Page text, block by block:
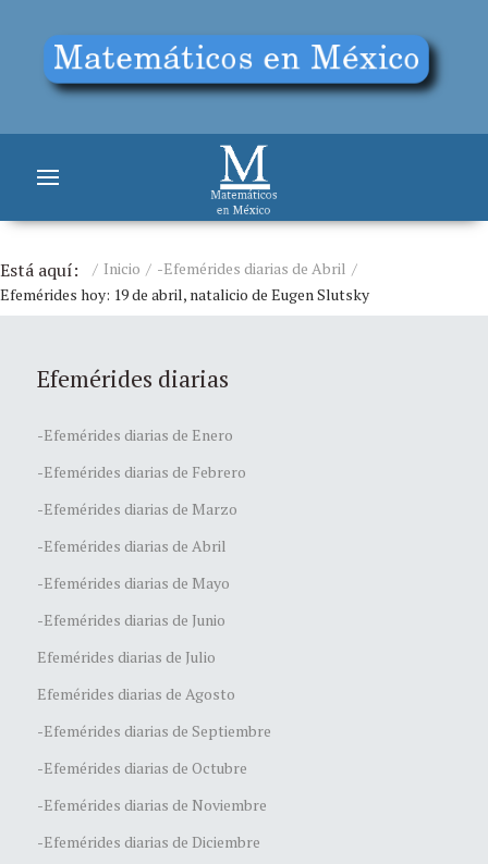
Está aquí: Inicio
-Efemérides diarias de Abril
Efemérides hoy: 19 de abril, natalicio de Eugen Slutsky
Efemérides diarias
-Efemérides diarias de Enero
-Efemérides diarias de Febrero
-Efemérides diarias de Marzo
-Efemérides diarias de Abril
-Efemérides diarias de Mayo
-Efemérides diarias de Junio
Efemérides diarias de Julio
Efemérides diarias de Agosto
-Efemérides diarias de Septiembre
-Efemérides diarias de Octubre
-Efemérides diarias de Noviembre
-Efemérides diarias de Diciembre